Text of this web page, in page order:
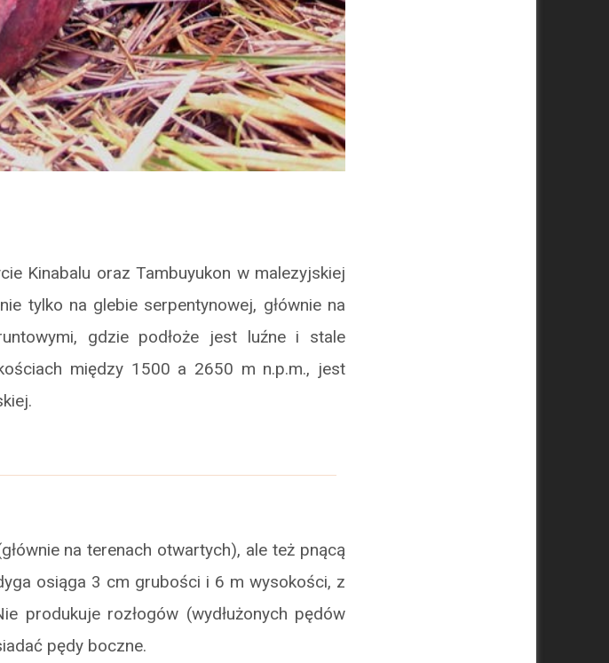
Kinabalu oraz Tambuyukon w malezyjskiej
tylko na glebie serpentynowej, głównie na
gdzie podłoże jest luźne i stale
między 1500 a 2650 m n.p.m., jest
na terenach otwartych), ale też pnącą
osiąga 3 cm grubości i 6 m wysokości, z
produkuje rozłogów (wydłużonych pędów
pędy boczne.